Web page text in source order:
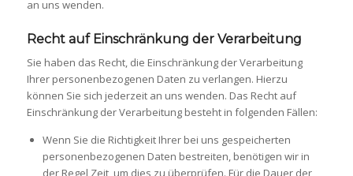
an uns wenden.
Recht auf Einschränkung der Verarbeitung
Sie haben das Recht, die Einschränkung der Verarbeitung
Ihrer personenbezogenen Daten zu verlangen. Hierzu
können Sie sich jederzeit an uns wenden. Das Recht auf
Einschränkung der Verarbeitung besteht in folgenden Fällen:
Wenn Sie die Richtigkeit Ihrer bei uns gespeicherten
personenbezogenen Daten bestreiten, benötigen wir in
der Regel Zeit, um dies zu überprüfen. Für die Dauer der